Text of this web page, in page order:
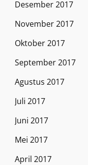
Desember 2017
November 2017
Oktober 2017
September 2017
Agustus 2017
Juli 2017
Juni 2017
Mei 2017
April 2017